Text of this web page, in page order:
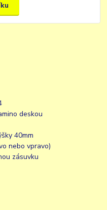
deskou
40mm
nebo vpravo)
zásuvku